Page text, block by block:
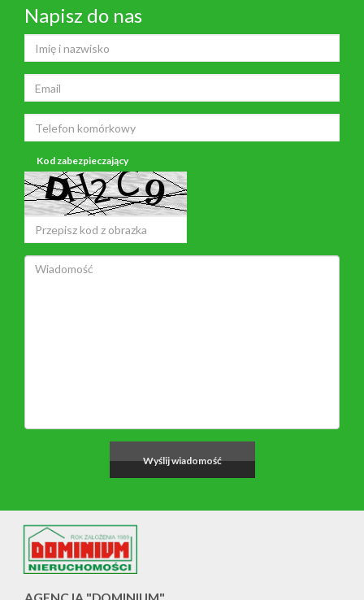
Napisz do nas
Kod zabezpieczający